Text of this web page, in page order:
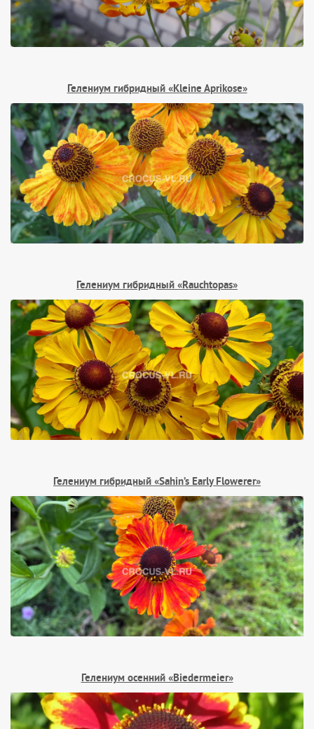
Гелениум гибридный «Kleine Aprikose»
Гелениум гибридный «Rauchtopas»
Гелениум гибридный «Sahin’s Early Flowerer»
Гелениум осенний «Biedermeier»